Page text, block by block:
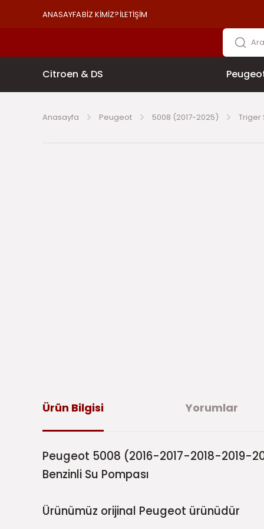
ANASAYFABİZ KİMİZ?İLETİŞİM
Citroen & DS
Anasayfa Peugeot 5008 (2017-2025) Triger
Ürün Bilgisi Yorumlar
Peugeot 5008 (2016-2017-2018-2019-
Benzinli Su Pompası
Ürünümüz orijinal Peugeot ürünüdür